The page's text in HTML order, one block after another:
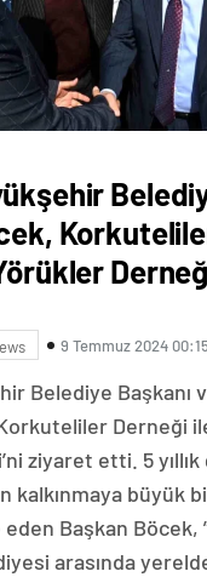
9 Temmuz 2024 00:15
Belediye Başkanı
Derneği
ziyaret etti. 5
kalkınmaya büyük
Başkan Böcek,
arasında